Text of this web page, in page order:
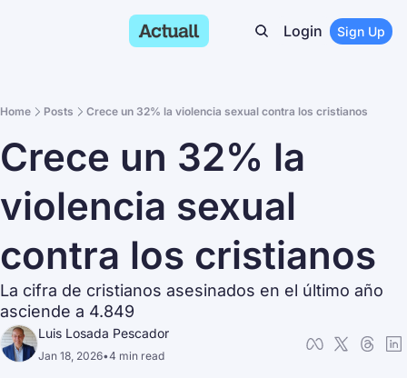
Login Sign Up
Home Posts Crece un 32% la violencia sexual contra los cristianos
Crece un 32% la
violencia sexual
contra los cristianos
La cifra de cristianos asesinados en el último año
asciende a 4.849
Luis Losada Pescador
Jan 18, 2026•4 min read